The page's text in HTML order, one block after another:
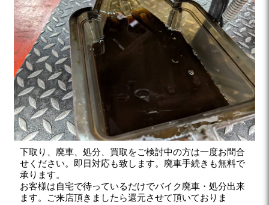
下取り、廃車、処分、買取をご検討中の方は一度お問合
せください。即日対応も致します。廃車手続きも無料で
承ります。
お客様は自宅で待っているだけでバイク廃車・処分出来
ます。ご来店頂きましたら還元させて頂いておりま